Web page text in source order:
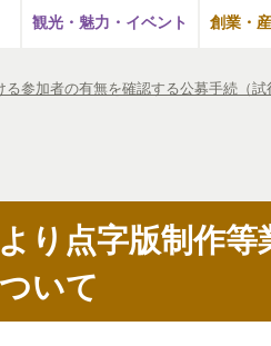
観光・魅力・ イベント 創業・
る参加者の有無を確認する公募手続（試
り点字版制作
いて